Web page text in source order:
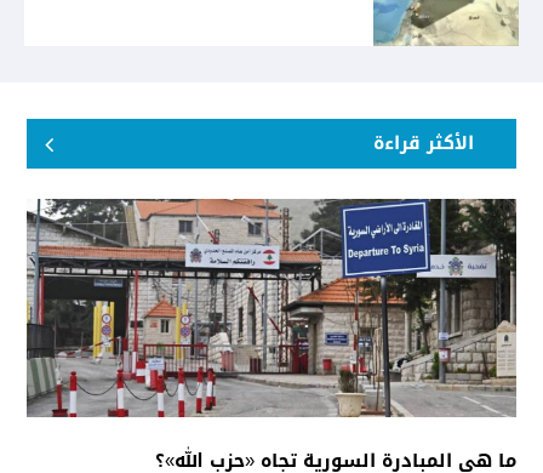
الأكثر قراءة
ما هي المبادرة السورية تجاه «حزب الله»؟